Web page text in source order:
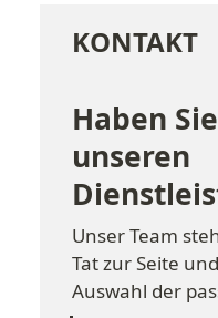
KONTAKT
Haben
unseren
Unser Team
Tat zur Seite
Auswahl der